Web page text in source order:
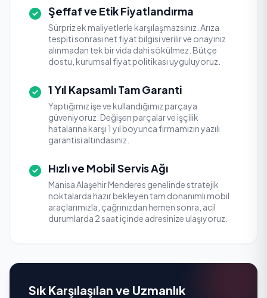
Şeffaf ve Etik Fiyatlandırma
Sürpriz ek maliyetlerle karşılaşmazsınız. Arıza
tespiti sonrası net fiyat bilgisi verilir ve onayınız
alınmadan tek bir vida dahi sökülmez. Bütçe
dostu, kurumsal fiyat politikası uyguluyoruz.
1 Yıl Kapsamlı Tam Garanti
Yaptığımız işe ve kullandığımız parçaya
güveniyoruz. Değişen parçalar ve işçilik
hatalarına karşı 1 yıl boyunca firmamızın yazılı
garantisi altındasınız.
Hızlı ve Mobil Servis Ağı
Manisa Alaşehir Menderes genelinde stratejik
noktalarda hazır bekleyen tam donanımlı mobil
araçlarımızla, çağrınızdan hemen sonra, acil
durumlarda 2 saat içinde adresinize ulaşıyoruz.
Sık Karşılaşılan ve Uzmanlık